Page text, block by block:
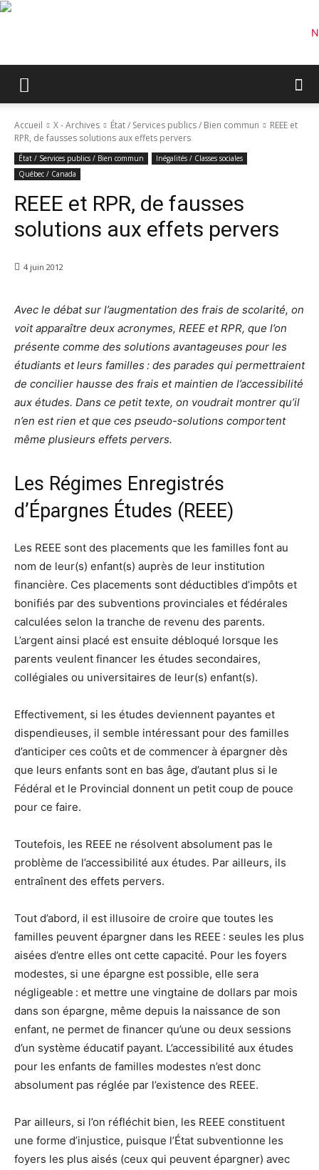
Accueil X - Archives État / Services publics / Bien commun
REEE et
RPR, de fausses solutions aux effets pervers
État / Services publics / Bien commun
Inégalités / Classes sociales
Québec / Canada
REEE et RPR, de fausses
solutions aux effets pervers
4 juin 2012
Avec le débat sur l’augmentation des frais de scolarité, on
voit apparaître deux acronymes, REEE et RPR, que l’on
présente comme des solutions avantageuses pour les
étudiants et leurs familles : des parades qui permettraient
de concilier hausse des frais et maintien de l’accessibilité
aux études. Dans ce petit texte, on voudrait montrer qu’il
n’en est rien et que ces pseudo-solutions comportent
même plusieurs effets pervers.
Les Régimes Enregistrés
d’Épargnes Études (REEE)
Les REEE sont des placements que les familles font au
nom de leur(s) enfant(s) auprès de leur institution
financière. Ces placements sont déductibles d’impôts et
bonifiés par des subventions provinciales et fédérales
calculées selon la tranche de revenu des parents.
L’argent ainsi placé est ensuite débloqué lorsque les
parents veulent financer les études secondaires,
collégiales ou universitaires de leur(s) enfant(s).
Effectivement, si les études deviennent payantes et
dispendieuses, il semble intéressant pour des familles
d’anticiper ces coûts et de commencer à épargner dès
que leurs enfants sont en bas âge, d’autant plus si le
Fédéral et le Provincial donnent un petit coup de pouce
pour ce faire.
Toutefois, les REEE ne résolvent absolument pas le
problème de l’accessibilité aux études. Par ailleurs, ils
entraînent des effets pervers.
Tout d’abord, il est illusoire de croire que toutes les
familles peuvent épargner dans les REEE : seules les plus
aisées d’entre elles ont cette capacité. Pour les foyers
modestes, si une épargne est possible, elle sera
négligeable : et mettre une vingtaine de dollars par mois
dans son épargne, même depuis la naissance de son
enfant, ne permet de financer qu’une ou deux sessions
d’un système éducatif payant. L’accessibilité aux études
pour les enfants de familles modestes n’est donc
absolument pas réglée par l’existence des REEE.
Par ailleurs, si l’on réfléchit bien, les REEE constituent
une forme d’injustice, puisque l’État subventionne les
foyers les plus aisés (ceux qui peuvent épargner) avec